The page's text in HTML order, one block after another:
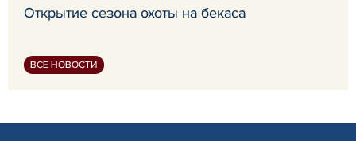
Открытие сезона охоты на бекаса
ВСЕ НОВОСТИ